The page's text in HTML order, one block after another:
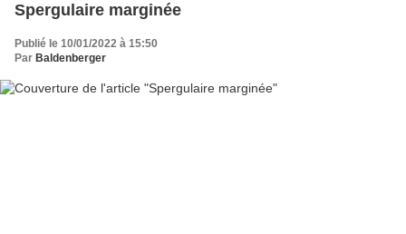
Spergulaire marginée
Publié le 10/01/2022 à 15:50
Par Baldenberger